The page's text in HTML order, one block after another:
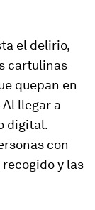
el delirio,
cartulinas
quepan en
llegar a
digital.
con
y las